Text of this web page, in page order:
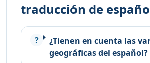
traducción de
¿Tienen en cuenta las
geográficas del español?